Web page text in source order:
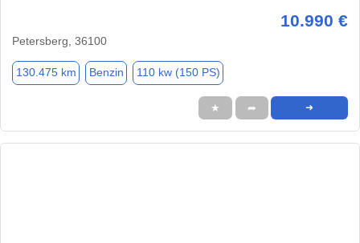
10.990 €
Petersberg, 36100
130.475 km Benzin 110 kw (150 PS)
★ ➦ ➜